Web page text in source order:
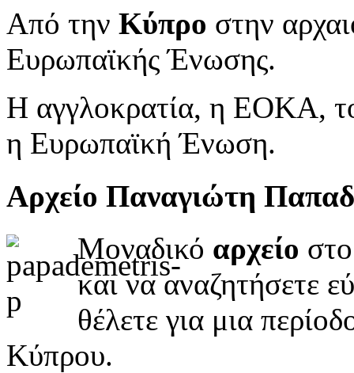
Από την Κύπρο στην
Ευρωπαϊκής Ένωσης.
Η αγγλοκρατία, η ΕΟΚΑ,
η Ευρωπαϊκή Ένωση.
Αρχείο Παναγιώτη
Μοναδικό αρχείο
και να αναζητήσετε
θέλετε για μια
Κύπρου.